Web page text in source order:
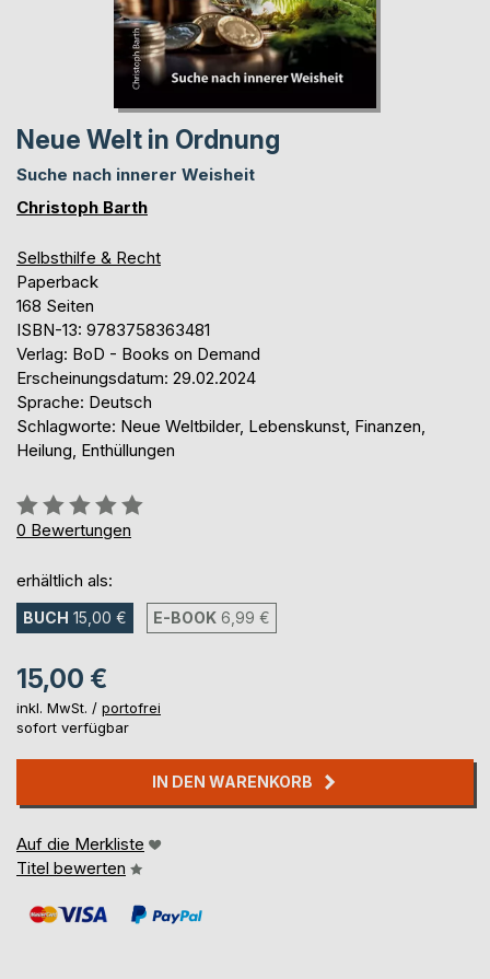
Neue Welt in Ordnung
Suche nach innerer Weisheit
Christoph Barth
Selbsthilfe & Recht
Paperback
168 Seiten
ISBN-13: 9783758363481
Verlag: BoD - Books on Demand
Erscheinungsdatum: 29.02.2024
Sprache: Deutsch
Schlagworte: Neue Weltbilder, Lebenskunst, Finanzen,
Heilung, Enthüllungen
Bewertung::
0%
0 Bewertungen
erhältlich als:
BUCH 15,00 € E-BOOK 6,99 €
15,00 €
inkl. MwSt. / portofrei
sofort verfügbar
IN DEN WARENKORB
Auf die Merkliste
Titel bewerten